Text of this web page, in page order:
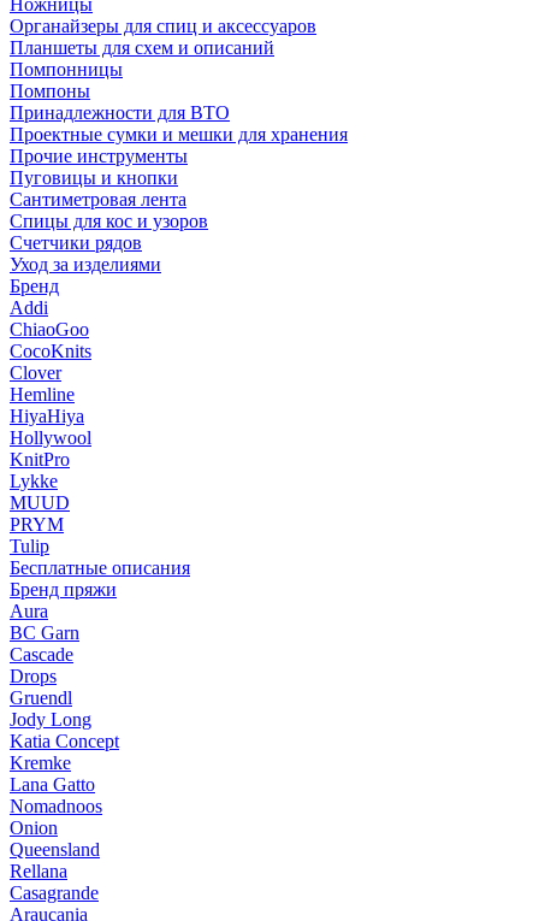
Ножницы
Органайзеры для спиц и аксессуаров
Планшеты для схем и описаний
Помпонницы
Помпоны
Принадлежности для ВТО
Проектные сумки и мешки для хранения
Прочие инструменты
Пуговицы и кнопки
Сантиметровая лента
Спицы для кос и узоров
Счетчики рядов
Уход за изделиями
Бренд
Addi
ChiaoGoo
CocoKnits
Clover
Hemline
HiyaHiya
Hollywool
KnitPro
Lykke
MUUD
PRYM
Tulip
Бесплатные описания
Бренд пряжи
Aura
BC Garn
Cascade
Drops
Gruendl
Jody Long
Katia Concept
Kremke
Lana Gatto
Nomadnoos
Onion
Queensland
Rellana
Casagrande
Araucania